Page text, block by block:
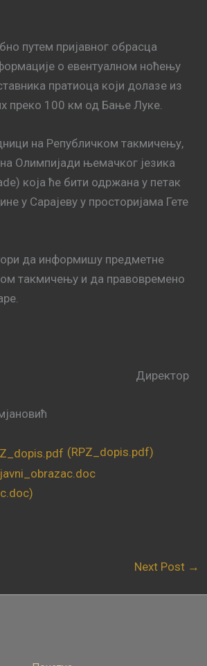
путем пријавног обрасца
о евентуалном ноћењу
пратиоца који долазе из
преко 100 км од Бање Луке.
на Републичком такмичењу,
Олимпијади њемачког језика
која ће бити одржана у петак
у Сарајеву у просторијама Гете
да информишу предметне
такмичењу и да правовремено
Директор
(RPZ_dopis.pdf)
Next Post →